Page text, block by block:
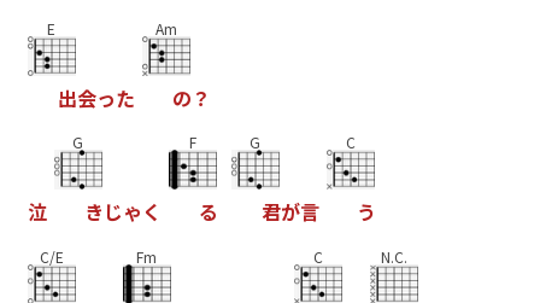
E
出会った
Am
の ？
泣
G
き じゃ く
F
る
G
君が言
C
う
C/E Fm C N.C.